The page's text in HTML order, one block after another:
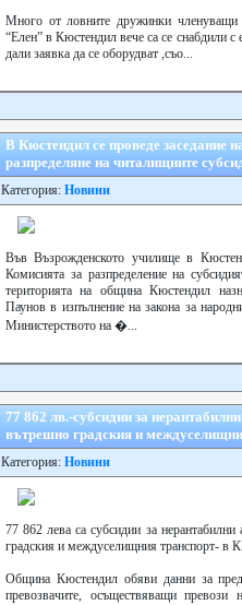
Много от ловните дружинки членуващи
“Елен” в Кюстендил вече са се снабдили с
дали заявка да се оборудват ,съо...
В Кюстендил се проведе заседание
разпределяне на читалищните
Категория: Новини
Във Възрожденското училище в
Комисията за разпределение на
територията на община Кюстендил
Паунов в изпълнение на закона за
Министерството на �...
77 862 лв.-субсидии за
вътрешно градския и
Категория: Новини
77 862 лева са субсидии за
градския и междуселищния транспорт- в
Община Кюстендил обяви данни за
превозвачите, осъществяващи превози